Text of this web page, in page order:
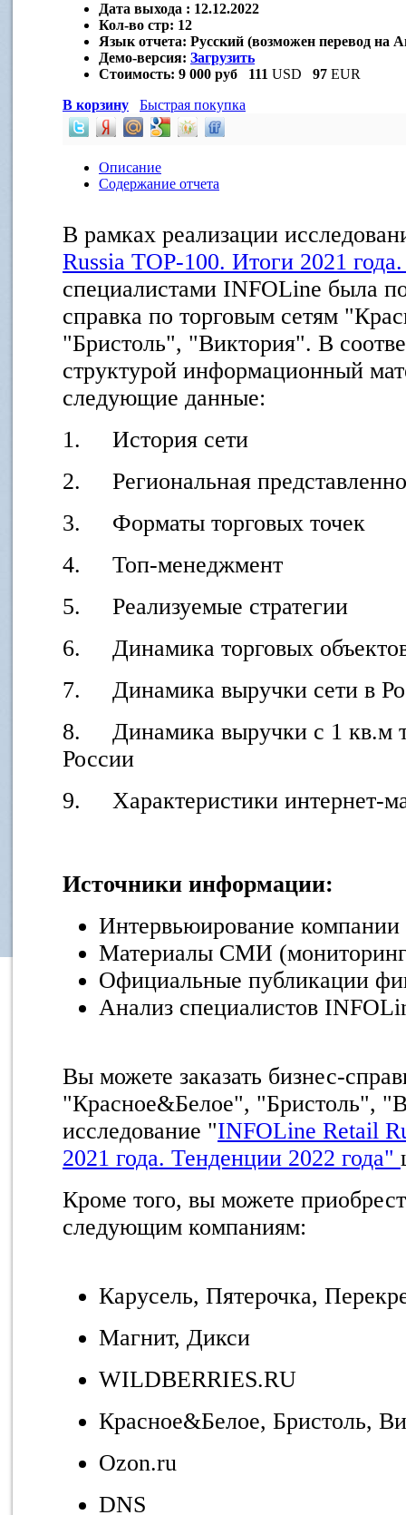
Дата выхода : 12.12.2022
Кол-во стр: 12
Язык отчета: Русский (возможен перевод на
Демо-версия: Загрузить
Стоимость: 9 000 руб 111 USD 97 EUR
В корзину
Быстрая покупка
Описание
Содержание отчета
В рамках реализации
Russia ТOP-100. Итоги 2021
специалистами INFOLine была
справка по торговым сетям
"Бристоль", "Виктория". В
структурой информационный
следующие данные:
1. История сети
2. Региональная
3. Форматы торговых точек
4. Топ-менеджмент
5. Реализуемые стратегии
6. Динамика торговых
7. Динамика выручки сети в
8. Динамика выручки с 1 кв.м
России
9. Характеристики интернет-
Источники информации:
Интервьюирование компании
Материалы СМИ (мониторинг
Официальные публикации
Анализ специалистов
Вы можете заказать бизнес-
"Красное&Белое", "Бристоль",
исследование "INFOLine Retail
2021 года. Тенденции 2022 года"
Кроме того, вы можете
следующим компаниям:
Карусель, Пятерочка,
Магнит, Дикси
WILDBERRIES.RU
Красное&Белое, Бристоль,
Ozon.ru
DNS